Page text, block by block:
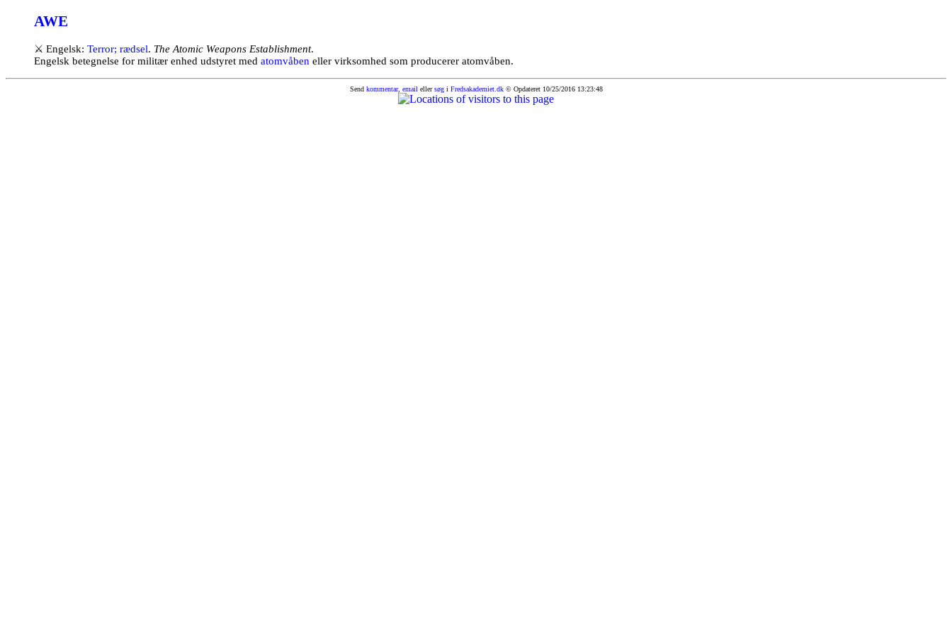
AWE
⚔ Engelsk: Terror; rædsel. The Atomic Weapons Establishment.
Engelsk betegnelse for militær enhed udstyret med atomvåben eller virksomhed som producerer atomvåben.
Send kommentar, email ellersøgi Fredsakademiet.dk © Opdateret 10/25/2016 13:23:48